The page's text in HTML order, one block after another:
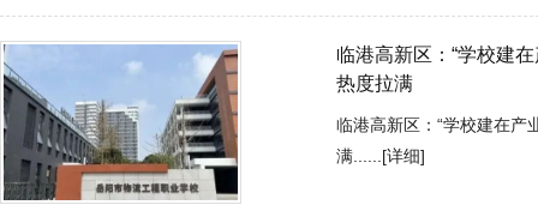
临港高新区：“学校建在产业
热度拉满
临港高新区：“学校建在产
满......[详细]